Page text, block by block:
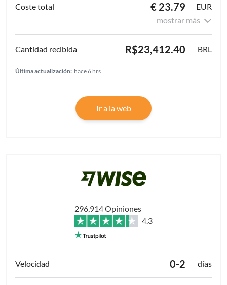
€ 23.79
EUR
mostrar más
R$23,412.40 BRL
Última actualización: hace 6 hrs
Ir a la web
296,914 Opiniones
4.3
0-2 días